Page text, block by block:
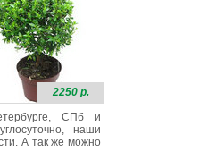
2250 р.
СПб и
наши
А так же можно